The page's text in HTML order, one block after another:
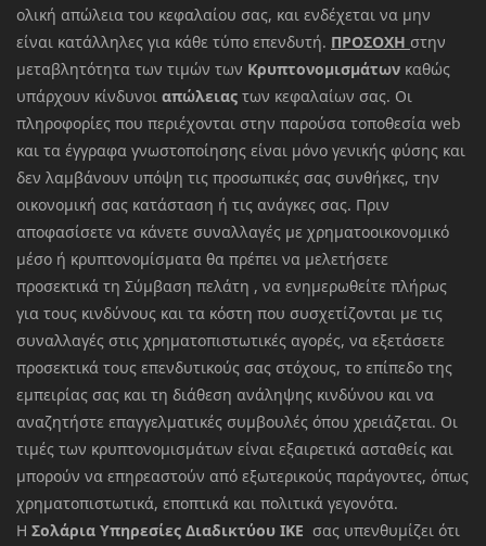
ολική απώλεια του κεφαλαίου σας, και ενδέχεται να μην
είναι κατάλληλες για κάθε τύπο επενδυτή. ΠΡΟΣΟΧΗ στην
μεταβλητότητα των τιμών των Κρυπτονομισμάτων καθώς
υπάρχουν κίνδυνοι απώλειας των κεφαλαίων σας. Οι
πληροφορίες που περιέχονται στην παρούσα τοποθεσία web
και τα έγγραφα γνωστοποίησης είναι μόνο γενικής φύσης και
δεν λαμβάνουν υπόψη τις προσωπικές σας συνθήκες, την
οικονομική σας κατάσταση ή τις ανάγκες σας. Πριν
αποφασίσετε να κάνετε συναλλαγές με χρηματοοικονομικό
μέσο ή κρυπτονομίσματα θα πρέπει να μελετήσετε
προσεκτικά τη Σύμβαση πελάτη , να ενημερωθείτε πλήρως
για τους κινδύνους και τα κόστη που συσχετίζονται με τις
συναλλαγές στις χρηματοπιστωτικές αγορές, να εξετάσετε
προσεκτικά τους επενδυτικούς σας στόχους, το επίπεδο της
εμπειρίας σας και τη διάθεση ανάληψης κινδύνου και να
αναζητήστε επαγγελματικές συμβουλές όπου χρειάζεται. Οι
τιμές των κρυπτονομισμάτων είναι εξαιρετικά ασταθείς και
μπορούν να επηρεαστούν από εξωτερικούς παράγοντες, όπως
χρηματοπιστωτικά, εποπτικά και πολιτικά γεγονότα.
Η Σολάρια Υπηρεσίες Διαδικτύου ΙΚΕ σας υπενθυμίζει ότι